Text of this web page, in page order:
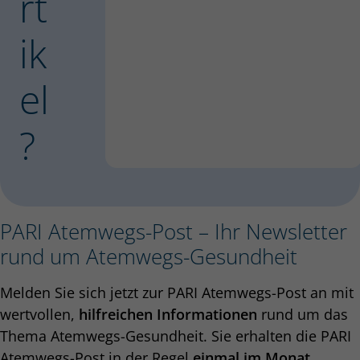
ik
el
?
PARI Atemwegs-Post – Ihr Newsletter
rund um Atemwegs-Gesundheit
Melden Sie sich jetzt zur PARI Atemwegs-Post an mit
wertvollen, hilfreichen Informationen rund um das
Thema Atemwegs-Gesundheit. Sie erhalten die PARI